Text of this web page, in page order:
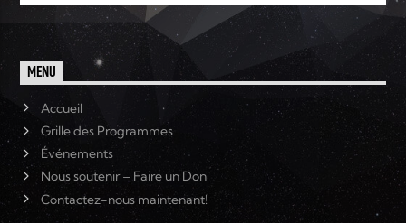
MENU
Accueil
Grille des Programmes
Événements
Nous soutenir – Faire un Don
Contactez-nous maintenant!